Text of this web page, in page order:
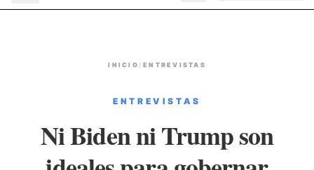
INICIO / ENTREVISTAS
ENTREVISTAS
Ni Biden ni Trump son